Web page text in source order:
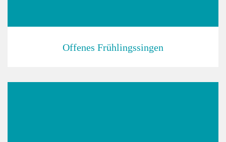
Offenes Frühlingssingen